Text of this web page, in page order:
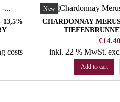
13,5%
costs
New
CHARDONNAY
Price
€14.40
inkl. 22 % MwSt.
Add to cart